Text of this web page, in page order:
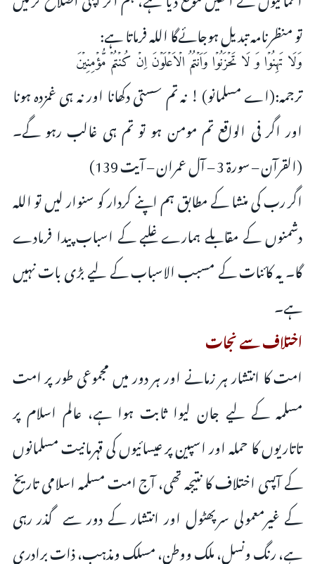
تو منظرنامہ تبدیل ہوجائےگا اللہ فرماتا ہے:
وَلَا تَهِنُوۡا وَ لَا تَحۡزَنُوۡا وَاَنۡتُمُ الۡاَعۡلَوۡنَ اِنۡ كُنۡتُمۡ مُّؤۡمِنِيۡنَ‏
ترجمہ:(اے مسلمانو) ! نہ تم سستی دکھانا اور نہ ہی غمزدہ ہونا
اور اگر فی الواقع تم مومن ہو تو تم ہی غالب رہو گے۔
(القرآن – سورۃ 3 – آل عمران – آیت 139)
اگر رب کی منشا کے مطابق ہم اپنے کردار کو سنوار لیں تو اللہ
دشمنوں کے مقابلے ہمارے غلبے کے اسباب پیدا فرمادے
گا۔ یہ کائنات کے مسبب الاسباب کے لیے بڑی بات نہیں
ہے۔
اختلاف سے نجات
امت کا انتشار ہر زمانے اور ہر دور میں مجموعی طور پر امت‌
مسلمہ کے لیے جان لیوا ثابت ہوا ہے، عالم اسلام پر
تاتاریوں کا حملہ اور اسپین پر عیسائیوں کی قہرمانیت مسلمانوں
کے آپسی اختلاف کا نتیجہ تھی، آج امت مسلمہ اسلامی تاریخ
کے غیرمعمولی سرپھٹول اور انتشار کے دور سے گذر رہی
ہے، رنگ ونسل، ملک ووطن، مسلک ومذہب، ذات برادری